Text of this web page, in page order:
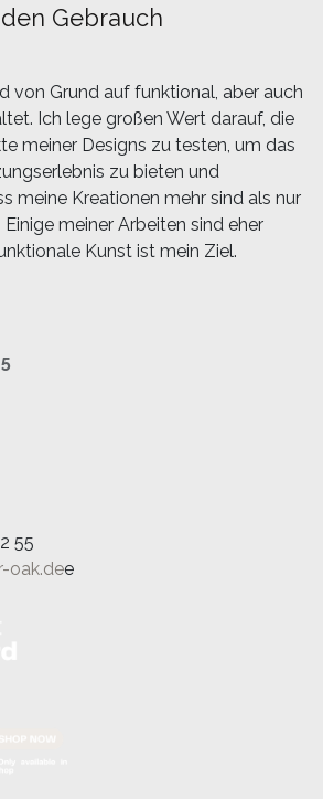
Gebrauch
von Grund auf funktional, aber auch
Ich lege großen Wert darauf, die
meiner Designs zu testen, um das
zu bieten und
meine Kreationen mehr sind als nur
meiner Arbeiten sind eher
Kunst ist mein Ziel.
55
oak.dee